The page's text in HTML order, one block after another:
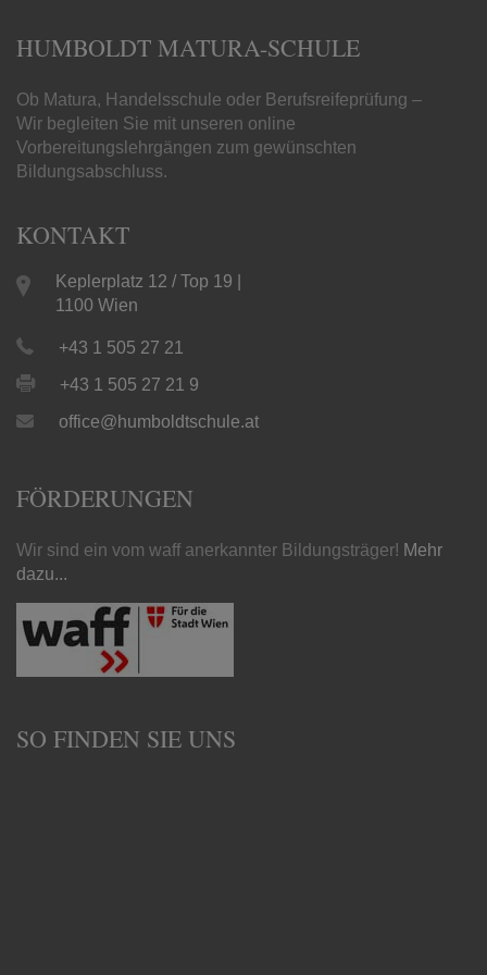
HUMBOLDT MATURA-SCHULE
Ob Matura, Handelsschule oder Berufsreifeprüfung –
Wir begleiten Sie mit unseren online
Vorbereitungslehrgängen zum gewünschten
Bildungsabschluss.
KONTAKT
Keplerplatz 12 / Top 19 |
1100 Wien
+43 1 505 27 21
+43 1 505 27 21 9
office@humboldtschule.at
FÖRDERUNGEN
Wir sind ein vom waff anerkannter Bildungsträger! Mehr
dazu...
SO FINDEN SIE UNS